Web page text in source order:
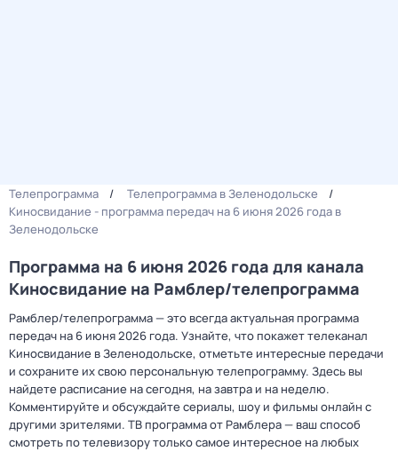
Телепрограмма
Телепрограмма в Зеленодольске
Киносвидание - программа передач на 6 июня 2026 года в
Зеленодольске
Программа на 6 июня 2026 года для канала
Киносвидание на Рамблер/телепрограмма
Рамблер/телепрограмма — это всегда актуальная программа
передач на 6 июня 2026 года. Узнайте, что покажет телеканал
Киносвидание в Зеленодольске, отметьте интересные передачи
и сохраните их свою персональную телепрограмму. Здесь вы
найдете расписание на сегодня, на завтра и на неделю.
Комментируйте и обсуждайте сериалы, шоу и фильмы онлайн с
другими зрителями. ТВ программа от Рамблера — ваш способ
смотреть по телевизору только самое интересное на любых